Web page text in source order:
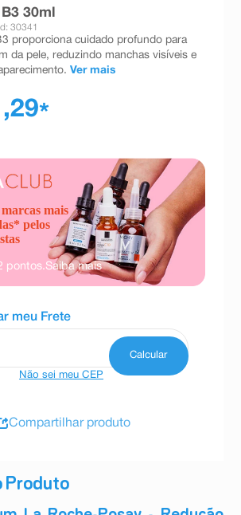
Produto
30ml
30341
proporciona cuidado profundo para
da pele, reduzindo manchas visíveis e
Ver mais
*
mais
pelos
pontos.Saiba mais
Não sei meu CEP
Compartilhar produto